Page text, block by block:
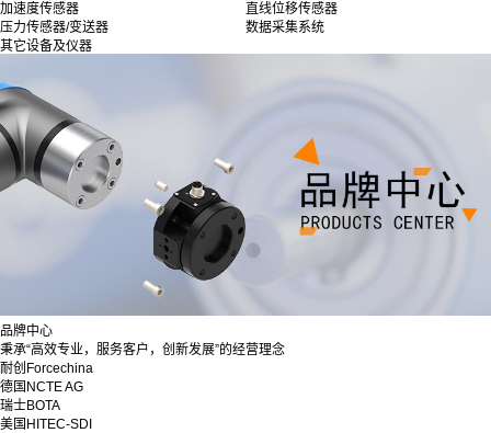
加速度传感器
直线位移传感器
压力传感器/变送器
数据采集系统
其它设备及仪器
品牌中心
秉承“高效专业，服务客户，创新发展”的经营理念
耐创Forcechina
德国NCTE AG
瑞士BOTA
美国HITEC-SDI